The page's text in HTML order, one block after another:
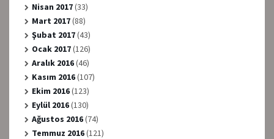
Nisan 2017(33)
Mart 2017(88)
Şubat 2017(43)
Ocak 2017(126)
Aralık 2016(46)
Kasım 2016(107)
Ekim 2016(123)
Eylül 2016(130)
Ağustos 2016(74)
Temmuz 2016(121)